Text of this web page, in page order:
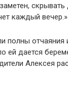
каждый вечер.»
полны отчаяния
ей дается
Алексея